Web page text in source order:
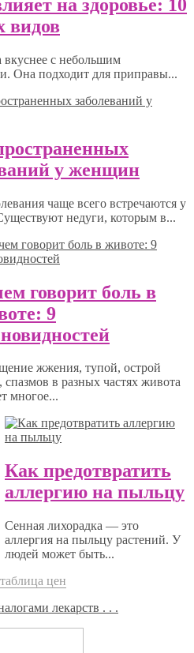
на здоровье: 10
видов
с небольшим
Она подходит для приправы...
у женщин
чаще всего встречаются у
недуги, которым в...
говорит боль в
9
жжения, тупой, острой
спазмов в разных частях живота
многое...
Как предотвратить
аллергию на пыльцу
Сенная лихорадка — это
аллергия на пыльцу растений. У
людей может быть...
цен
лекарств . . .